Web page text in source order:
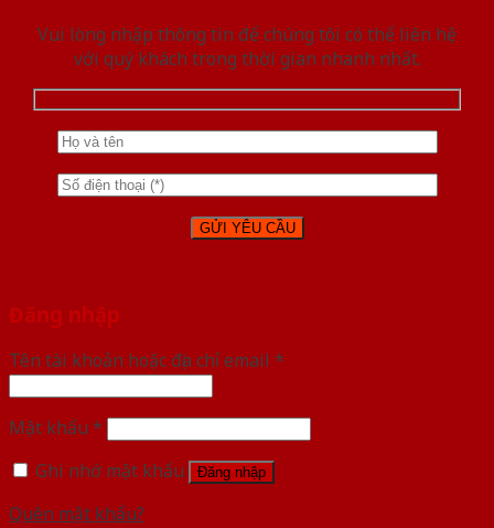
Vui lòng nhập thông tin để chúng tôi có thể liên hệ
với quý khách trong thời gian nhanh nhất.
Đăng nhập
Tên tài khoản hoặc địa chỉ email *
Mật khẩu *
Ghi nhớ mật khẩu
Đăng nhập
Quên mật khẩu?